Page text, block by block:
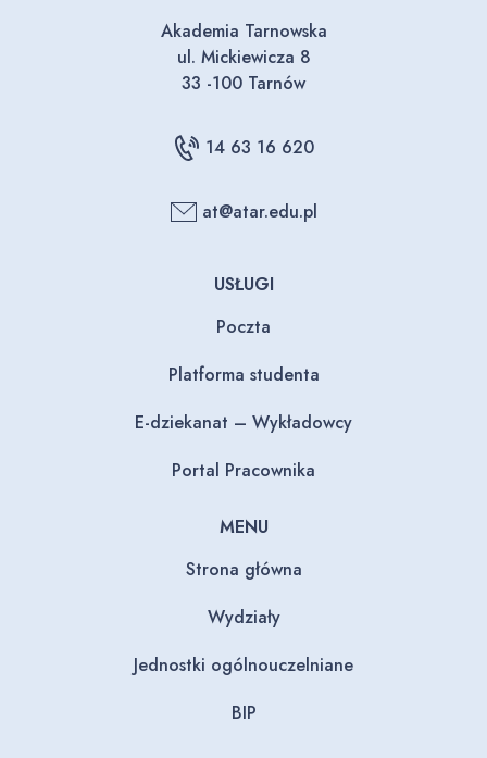
Akademia Tarnowska
ul. Mickiewicza 8
33 -100 Tarnów
14 63 16 620
at@atar.edu.pl
USŁUGI
Poczta
Platforma studenta
E-dziekanat – Wykładowcy
Portal Pracownika
MENU
Strona główna
Wydziały
Jednostki ogólnouczelniane
BIP